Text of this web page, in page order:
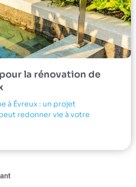
la rénovation de
à Évreux : un projet
redonner vie à votre